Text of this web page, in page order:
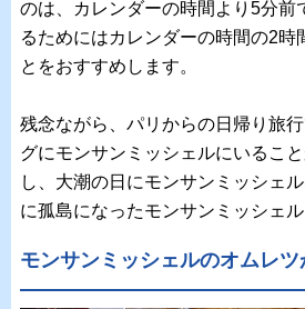
のは、カレンダーの時間より5分前
るためにはカレンダーの時間の2時
とをおすすめします。
残念ながら、パリからの日帰り旅
グにモンサンミッシェルにいるこ
し、大潮の日にモンサンミッシェ
に孤島になったモンサンミッシェル
モンサンミッシェルのオムレ